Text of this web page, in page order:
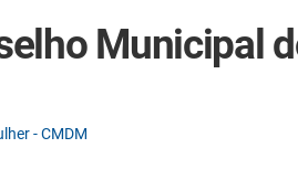
Municipal
- CMDM